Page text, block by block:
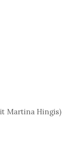
Martina Hingis)